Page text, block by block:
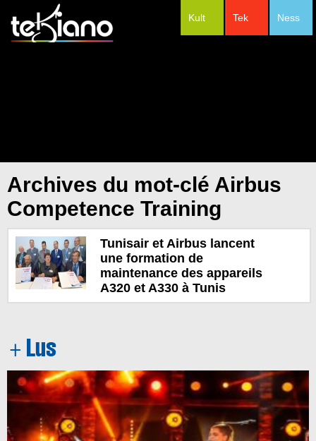
Ness
Tek
Kult
Archives du mot-clé Airbus
Competence Training
Tunisair et Airbus lancent
une formation de
maintenance des appareils
A320 et A330 à Tunis